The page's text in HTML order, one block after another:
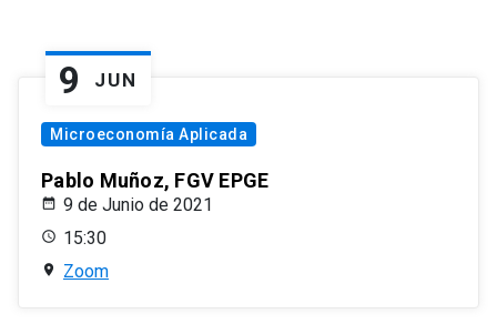
9 JUN
Microeconomía Aplicada
Pablo Muñoz, FGV EPGE
9 de Junio de 2021
15:30
Zoom